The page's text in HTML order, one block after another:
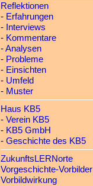
Reflektionen
- Erfahrungen
- Interviews
- Kommentare
-Analysen
- Probleme
- Einsichten
- Umfeld
- Muster
Haus KB5
- Verein KB5
- KB5 GmbH
- Geschichte des KB5
ZukunftsLERNorte
Vorgeschichte-Vorbilder
Vorbildwirkung